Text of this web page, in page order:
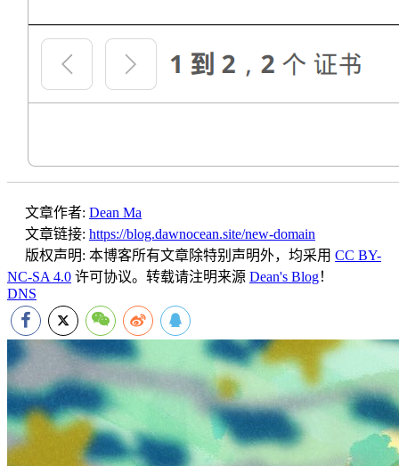
文章作者: Dean Ma
文章链接: https://blog.dawnocean.site/new-domain
版权声明: 本博客所有文章除特别声明外，均采用 CC BY-
NC-SA 4.0 许可协议。转载请注明来源 Dean's Blog！
DNS